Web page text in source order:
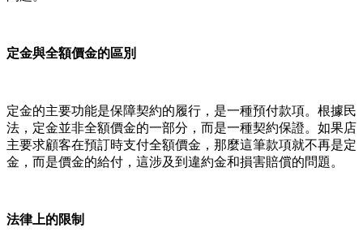
定金與全額價金的區別
定金的主要功能是保障契約的履行，是一種預付款項。根據民
法，定金並非全額價金的一部分，而是一種契約保證。如果店
主要求顧客在預訂時支付全額價金，那麼這筆款項就不再是定
金，而是價金的給付，這涉及到違約金和損害賠償的問題。
法律上的限制